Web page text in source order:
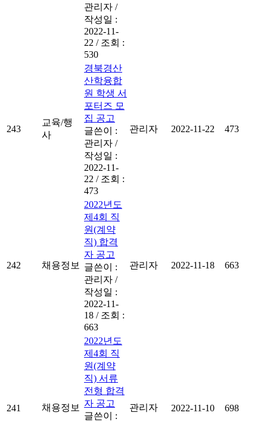
관리자 /
작성일 :
2022-11-
22 / 조회 :
530
243
교육/행
사
경북경산
산학융합
원 학생 서
포터즈 모
집 공고
글쓴이 :
관리자 /
작성일 :
2022-11-
22 / 조회 :
473
관리자 2022-11-22 473
242 채용정보
2022년도
제4회 직
원(계약
직) 합격
자 공고
글쓴이 :
관리자 /
작성일 :
2022-11-
18 / 조회 :
663
관리자 2022-11-18 663
241 채용정보
2022년도
제4회 직
원(계약
직) 서류
전형 합격
자 공고
글쓴이 :
관리자 2022-11-10 698